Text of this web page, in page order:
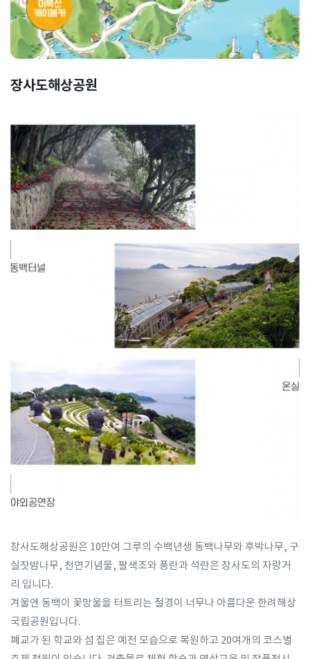
장사도해상공원
장사도해상공원은 10만여 그루의 수백년생 동백나무와 후박나무, 구
실잣밤나무, 천연기념물, 팔색조와 풍란과 석란은 장사도의 자랑거
리 입니다.
겨울엔 동백이 꽃망울을 터트리는 절경이 너무나 아름다운 한려해상
국립공원입니다.
폐교가 된 학교와 섬 집은 예전 모습으로 복원하고 20여개의 코스별